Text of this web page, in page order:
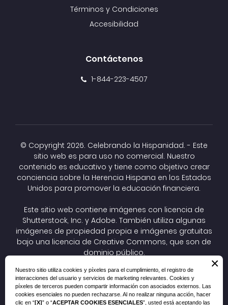
Términos y Condiciones
Accesibilidad
Contáctenos
1-844-223-4507
© Copyright 2026. Celebrando la Hispanidad. - Este
sitio web es para uso no comercial. Nuestro
contenido es educativo y tiene como objetivo crear
conciencia sobre la Herencia Hispana en los Estados
Unidos para promover la educación financiera.
Este sitio web contiene imágenes con licencia de
Shutterstock, Inc. y Adobe. También utiliza algunas
imágenes de propiedad propia e imágenes gratuitas
bajo una licencia de Creative Commons, que son de
dominio público.
derechos de autor, pero el autor ha optado por
autorizar previamente su reutilización. Si tiene un
problema de cumplimiento, una pregunta o un
×
Nuestro sitio utiliza cookies y píxeles para el cumplimiento, el registro de
interacciones del usuario y servicios de marketing relevantes. Cookies y
píxeles de terceros pueden compartir información con asociados externos. Las
cookies esenciales no pueden rechazarse. Al no realizar ninguna acción, hacer
clic en “[X]” o “ACEPTAR COOKIES ESENCIALES”, usted está aceptando las